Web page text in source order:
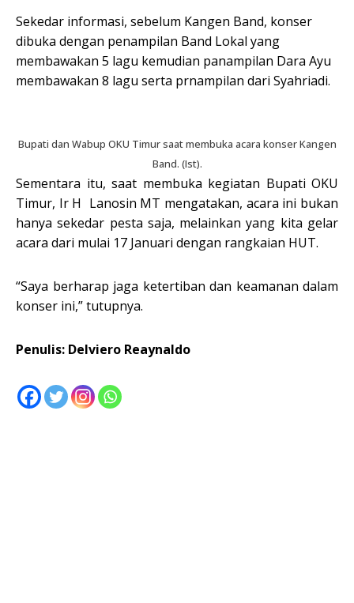
Sekedar informasi, sebelum Kangen Band, konser
dibuka dengan penampilan Band Lokal yang
membawakan 5 lagu kemudian panampilan Dara Ayu
membawakan 8 lagu serta prnampilan dari Syahriadi.
Bupati dan Wabup OKU Timur saat membuka acara konser Kangen
Band. (Ist).
Sementara itu, saat membuka kegiatan Bupati OKU
Timur, Ir H Lanosin MT mengatakan, acara ini bukan
hanya sekedar pesta saja, melainkan yang kita gelar
acara dari mulai 17 Januari dengan rangkaian HUT.
“Saya berharap jaga ketertiban dan keamanan dalam
konser ini,” tutupnya.
Penulis: Delviero Reaynaldo